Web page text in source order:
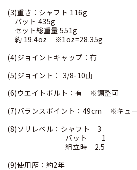
(3)重さ：シャフト 116g
バット 435g
セット総重量 551g
約 19.4oz ※1oz=28.35g
(4)ジョイントキャップ：有
(5)ジョイント： 3/8-10山
(6)ウエイトボルト：有 ※調整可
(7)バランスポイント：49cm ※キュ
(8)ソリレベル：シャフト 3
バット 1
組立時 2.5
(9)使用歴：約2年